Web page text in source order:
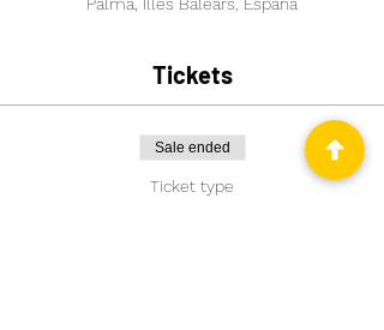
Tickets
Sale ended
Ticket type